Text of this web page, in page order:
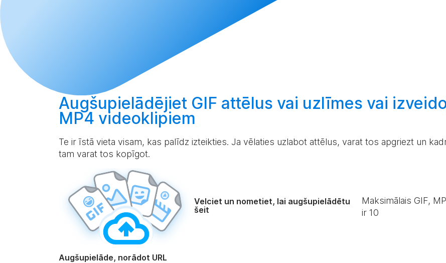
Augšupielādējiet GIF attēlus vai uzlīmes vai
MP4 videoklipiem
Te ir īstā vieta visam, kas palīdz izteikties. Ja vēlaties uzlabot attēlus, varat tos apgriezt un
tam varat tos kopīgot.
Velciet un nometiet, lai augšupielādētu
šeit
Maksimālais GIF,
ir 10
Augšupielāde, norādot URL